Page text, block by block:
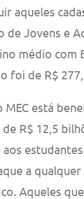
aqueles
de Jovens e
médio com
foi de R$
MEC está
R$ 12,5
aos
a
Aqueles